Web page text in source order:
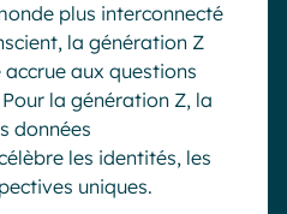
plus interconnecté
la génération Z
aux questions
la génération Z, la
données
les identités, les
uniques.